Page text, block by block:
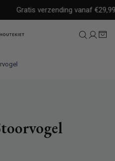
Gratis verzending vanaf €29,99